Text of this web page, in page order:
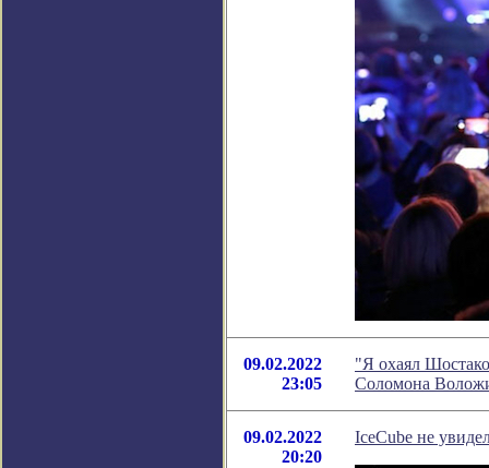
09.02.2022
23:05
"Я охаял
Соломона
09.02.2022
20:20
IceCube не